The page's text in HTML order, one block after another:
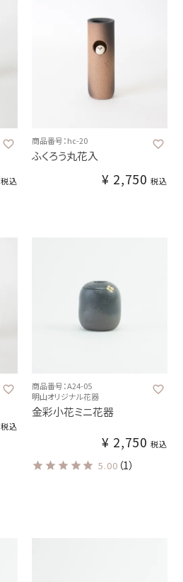
税込
商品番号：hc-20
ふくろう丸花入
¥ 2,750 税込
税込
商品番号：A24-05
明山オリジナル花器
金彩小花ミニ花器
¥ 2,750 税込
5.00 （1）